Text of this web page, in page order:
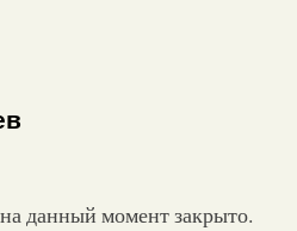
данный момент закрыто.